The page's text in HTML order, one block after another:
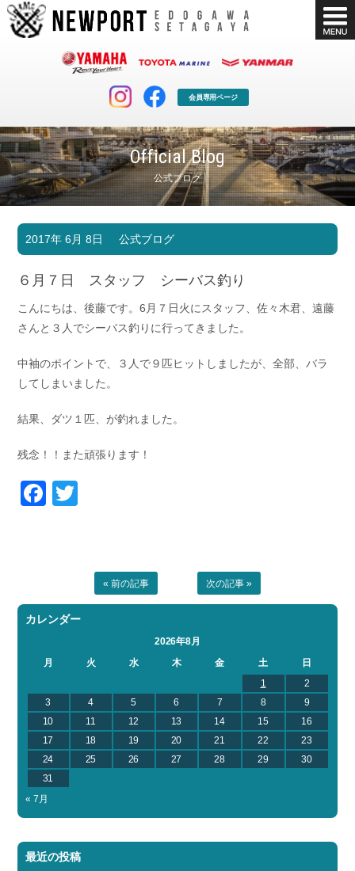
会員専用ページ
Official Blog
公式ブログ
マリンクラブ
マリンライフを堪能したい！
ボート販売
ボート免許
長年の実績と信頼！
シースタイル
店舗情報
お問い合わせ
Contact us
会社概要
採用情報
2017年 6月 8日 公式ブログ
６月７日 スタッフ シーバス釣り
こんにちは、後藤です。6月７日火にスタッフ、佐々木君、遠藤
さんと３人でシーバス釣りに行ってきました。
中袖のポイントで、３人で９匹ヒットしましたが、全部、バラ
してしまいました。
結果、ダツ１匹、が釣れました。
残念！！また頑張ります！
Facebook
« 前の記事 次の記事 »
カレンダー
2026年8月
月
火 水 木 金 土
日
1
2
3
4 5 6 7 8
9
10
11 12 13 14 15
16
17
18 19 20 21 22
23
24
25 26 27 28 29
30
31
« 7月
最近の投稿